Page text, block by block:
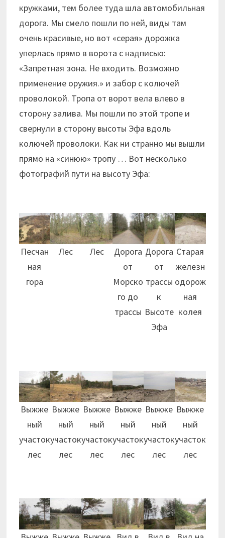
кружками, тем более туда шла автомобильная
дорога. Мы смело пошли по ней, виды там
очень красивые, но вот «серая» дорожка
уперлась прямо в ворота с надписью:
«Запретная зона. Не входить. Возможно
применение оружия.» и забор с колючей
проволокой. Тропа от ворот вела влево в
сторону залива. Мы пошли по этой тропе и
свернули в сторону высоты Эфа вдоль
колючей проволоки. Как ни странно мы вышли
прямо на «синюю» тропу … Вот несколько
фотографий пути на высоту Эфа:
Песчан
ная
гора
Лес Лес
Дорога
от
Морско
го до
трассы
Дорога
от
трассы
к
Высоте
Эфа
Старая
железн
одорож
ная
колея
Выжже
ный
участок
лес
Выжже
ный
участок
лес
Выжже
ный
участок
лес
Выжже
ный
участок
лес
Выжже
ный
участок
лес
Выжже
ный
участок
лес